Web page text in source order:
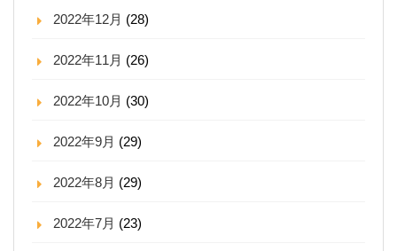
2022年12月 (28)
2022年11月 (26)
2022年10月 (30)
2022年9月 (29)
2022年8月 (29)
2022年7月 (23)